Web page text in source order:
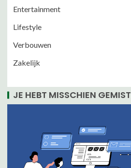
Entertainment
Lifestyle
Verbouwen
Zakelijk
JE HEBT MISSCHIEN GEMIST